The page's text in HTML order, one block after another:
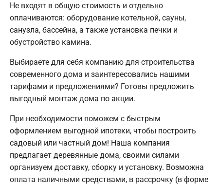
Не входят в общую стоимость и отдельно
оплачиваются: оборудование котельной, сауны,
санузла, бассейна, а также установка печки и
обустройство камина.
Выбираете для себя компанию для строительства
современного дома и заинтересовались нашими
тарифами и предложениями? Готовы предложить
выгодный монтаж дома по акции.
При необходимости поможем с быстрым
оформлением выгодной ипотеки, чтобы построить
садовый или частный дом! Наша компания
предлагает деревянные дома, своими силами
организуем доставку, сборку и установку. Возможна
оплата наличными средствами, в рассрочку (в форме